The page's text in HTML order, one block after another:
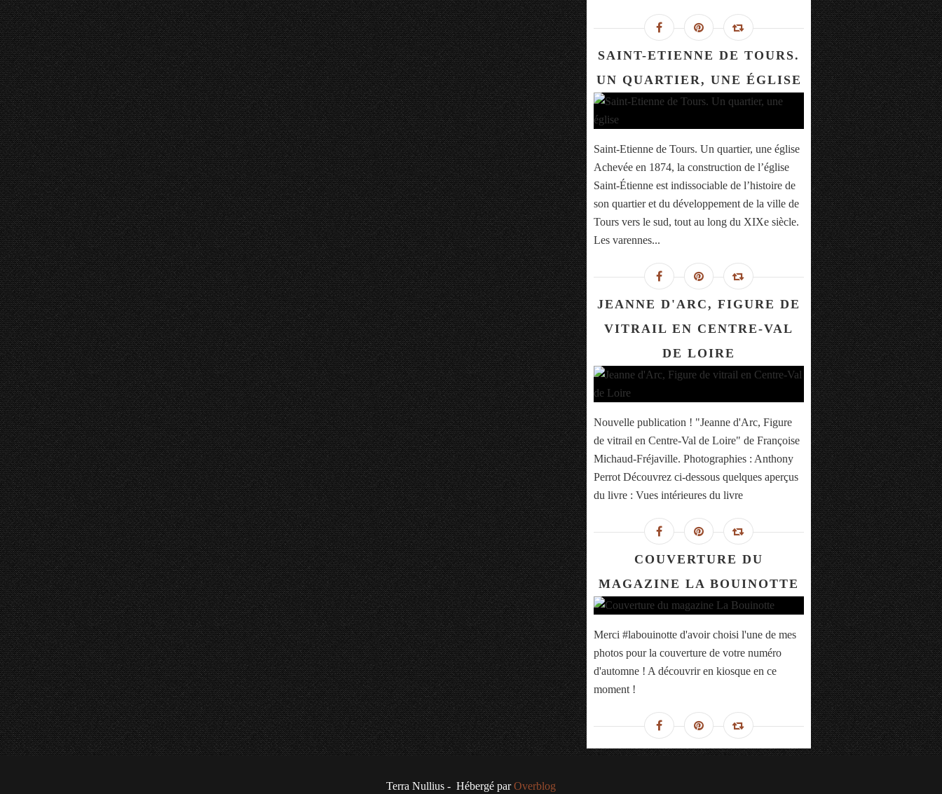
SAINT-ETIENNE DE TOURS.
UN QUARTIER, UNE ÉGLISE
Saint-Etienne de Tours. Un quartier, une église
Achevée en 1874, la construction de l’église
Saint-Étienne est indissociable de l’histoire de
son quartier et du développement de la ville de
Tours vers le sud, tout au long du XIXe siècle.
Les varennes...
JEANNE D'ARC, FIGURE DE
VITRAIL EN CENTRE-VAL
DE LOIRE
Nouvelle publication ! "Jeanne d'Arc, Figure
de vitrail en Centre-Val de Loire" de Françoise
Michaud-Fréjaville. Photographies : Anthony
Perrot Découvrez ci-dessous quelques aperçus
du livre : Vues intérieures du livre
COUVERTURE DU
MAGAZINE LA BOUINOTTE
Merci #labouinotte d'avoir choisi l'une de mes
photos pour la couverture de votre numéro
d'automne ! A découvrir en kiosque en ce
moment !
Terra Nullius - Hébergé parOverblog